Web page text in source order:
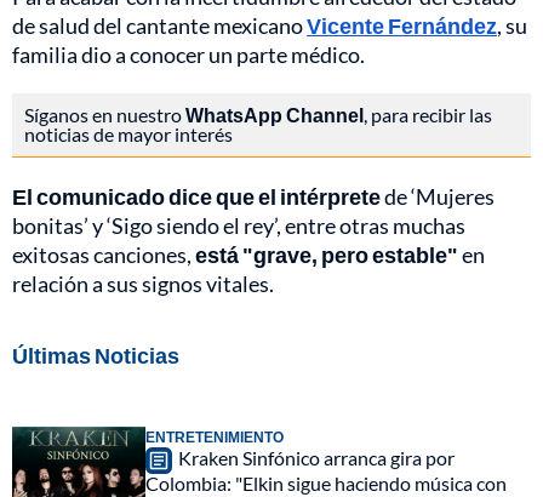
de salud del cantante mexicanoVicente Fernández, su
familia dio a conocer un parte médico.
Síganos en nuestroWhatsApp Channel, para recibir las
noticias de mayor interés
El comunicado dice que el intérpretede ‘Mujeres
bonitas’ y ‘Sigo siendo el rey’, entre otras muchas
exitosas canciones,está "grave, pero estable"en
relación a sus signos vitales.
Últimas Noticias
ENTRETENIMIENTO
Kraken Sinfónico arranca gira por
Colombia: "Elkin sigue haciendo música con